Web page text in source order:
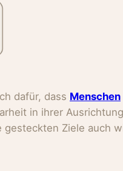
dafür, dass Menschen
in ihrer Ausrichtung
gesteckten Ziele auch